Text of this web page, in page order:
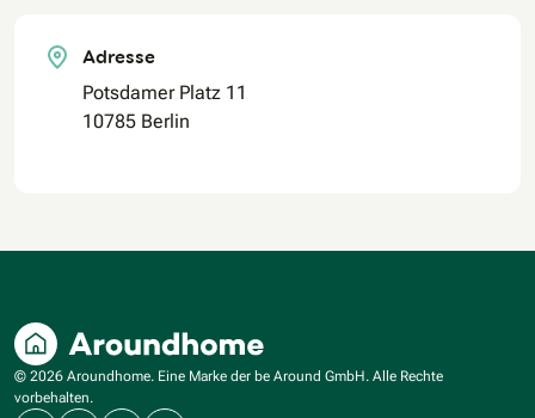
Adresse
Potsdamer Platz 11
10785 Berlin
© 2026 Aroundhome. Eine Marke der be Around GmbH. Alle Rechte
vorbehalten.